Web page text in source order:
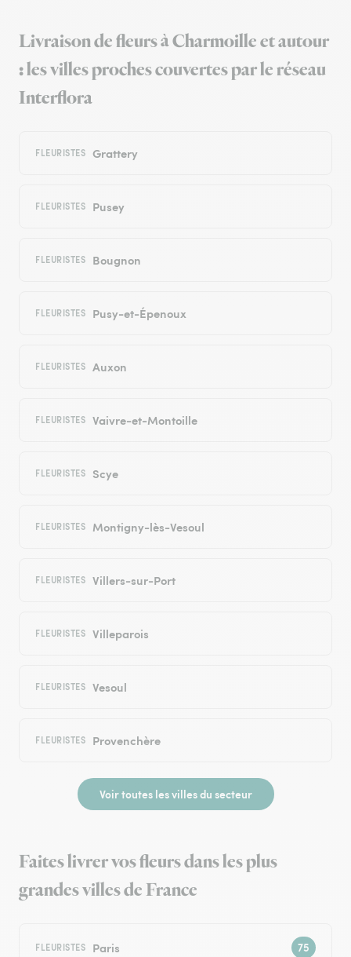
Livraison de fleurs à Charmoille et autour
: les villes proches couvertes par le réseau
Interflora
FLEURISTES Grattery
FLEURISTES Pusey
FLEURISTES Bougnon
FLEURISTES Pusy-et-Épenoux
FLEURISTES Auxon
FLEURISTES Vaivre-et-Montoille
FLEURISTES Scye
FLEURISTES Montigny-lès-Vesoul
FLEURISTES Villers-sur-Port
FLEURISTES Villeparois
FLEURISTES Vesoul
FLEURISTES Provenchère
Voir toutes les villes du secteur
Faites livrer vos fleurs dans les plus
grandes villes de France
FLEURISTES Paris